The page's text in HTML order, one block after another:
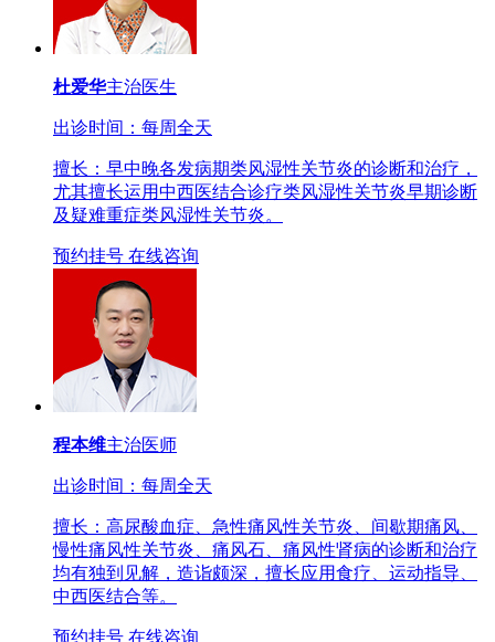
杜爱华主治医生
出诊时间：每周全天
擅长：早中晚各发病期类风湿性关节炎的诊断和治疗，
尤其擅长运用中西医结合诊疗类风湿性关节炎早期诊断
及疑难重症类风湿性关节炎。
预约挂号 在线咨询
程本维主治医师
出诊时间：每周全天
擅长：高尿酸血症、急性痛风性关节炎、间歇期痛风、
慢性痛风性关节炎、痛风石、痛风性肾病的诊断和治疗
均有独到见解，造诣颇深，擅长应用食疗、运动指导、
中西医结合等。
预约挂号 在线咨询